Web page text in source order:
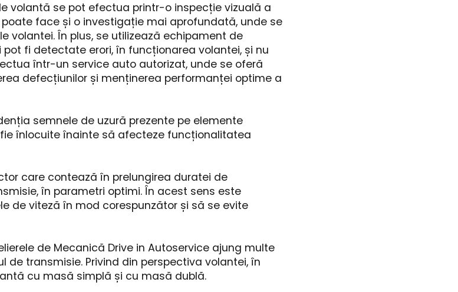
volantă se pot efectua printr-o inspecție vizuală a
face și o investigație mai aprofundată, unde se
volantei. În plus, se utilizează echipament de
fi detectate erori, în funcționarea volantei, și nu
într-un service auto autorizat, unde se oferă
defecțiunilor și menținerea performanței optime a
semnele de uzură prezente pe elemente
înlocuite înainte să afecteze funcționalitatea
care contează în prelungirea duratei de
în parametri optimi. În acest sens este
de viteză în mod corespunzător și să se evite
de Mecanică Drive in Autoservice ajung multe
de transmisie. Privind din perspectiva volantei, în
cu masă simplă și cu masă dublă.